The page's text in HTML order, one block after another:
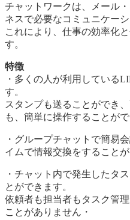
チャットワークは、メール
ネスで必要なコミュニケー
これにより、仕事の効率化
す。
特徴
・多くの人が利用している
す。
スタンプも送ることができ
も、簡単に操作することがで
・グループチャットで簡易
イムで情報交換をすることが
・チャット内で発生したタ
とができます。
依頼者も担当者もタスク管
ことがありません・